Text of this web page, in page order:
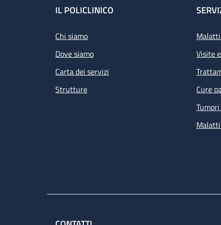
Footer
IL POLICLINICO
Chi siamo
Dove siamo
Carta dei servizi
Strutture
Visite
Cure